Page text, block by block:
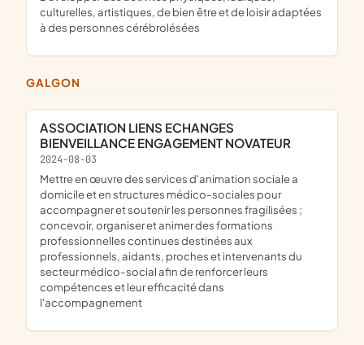
culturelles, artistiques, de bien être et de loisir adaptées
à des personnes cérébrolésées
GALGON
ASSOCIATION LIENS ECHANGES
BIENVEILLANCE ENGAGEMENT NOVATEUR
2024-08-03
mettre en œuvre des services d'animation sociale a
domicile et en structures médico-sociales pour
accompagner et soutenir les personnes fragilisées ;
concevoir, organiser et animer des formations
professionnelles continues destinées aux
professionnels, aidants, proches et intervenants du
secteur médico-social afin de renforcer leurs
compétences et leur efficacité dans
l'accompagnement